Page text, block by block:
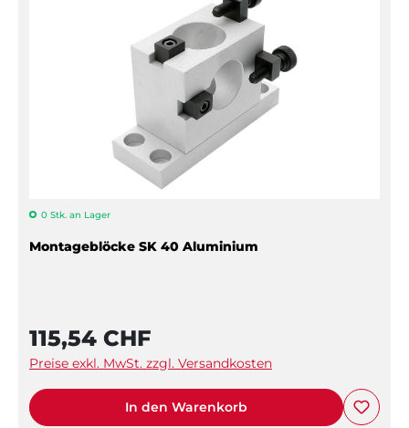
0 Stk. an Lager
Montageblöcke SK 40 Aluminium
115,54 CHF
Preise exkl. MwSt. zzgl. Versandkosten
In den Warenkorb